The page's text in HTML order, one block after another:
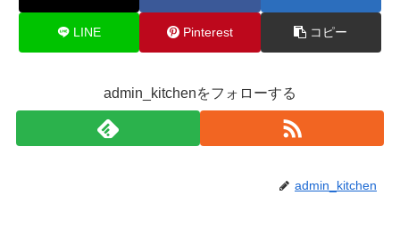
LINE Pinterest コピー
admin_kitchenをフォローする
admin_kitchen